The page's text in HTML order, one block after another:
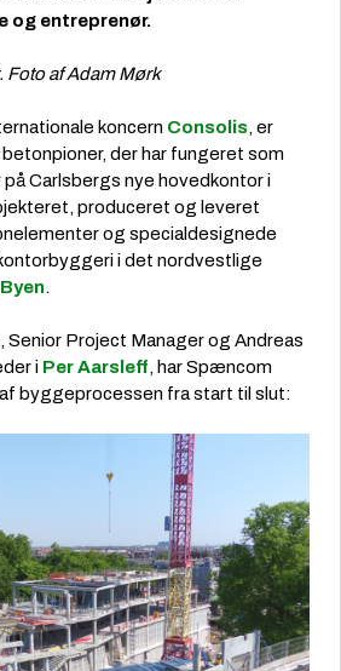
og entreprenør.
Foto af Adam Mørk
koncern Consolis, er
betonpioner, der har fungeret som
Carlsbergs nye hovedkontor i
produceret og leveret
og specialdesignede
i det nordvestlige
.
Senior Project Manager og Andreas
i Per Aarsleff, har Spæncom
byggeprocessen fra start til slut: